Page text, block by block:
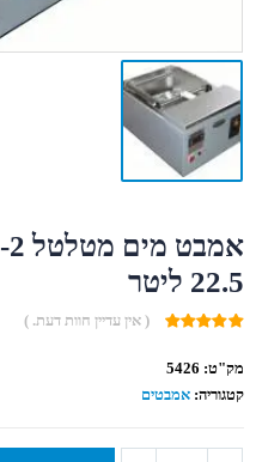
22.5 ליטר
out
of
5
( אין עדיין חוות דעת. )
מק"ט: 5426
קטגוריה: אמבטים